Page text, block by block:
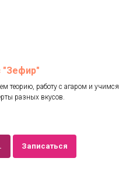
"Зефир"
теорию, работу с агаром и учимся
разных вкусов.
Записаться